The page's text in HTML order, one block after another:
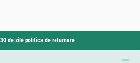
30 de zile politica de returnare